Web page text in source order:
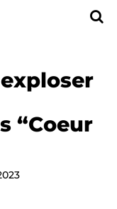
“Coeur